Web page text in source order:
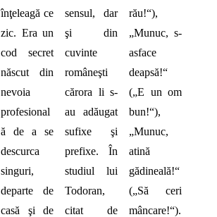
înţeleagă ce
zic. Era un
cod secret
născut din
nevoia
profesional
ă de a se
descurca
singuri,
departe de
casă şi de
sensul, dar
şi din
cuvinte
româneşti
cărora li s-
au adăugat
sufixe şi
prefixe. În
studiul lui
Todoran,
citat de
rău!“),
„Munuc, s-
asface
deapsă!“
(„E un om
bun!“),
„Munuc,
atină
gădineală!“
(„Să ceri
mâncare!“).